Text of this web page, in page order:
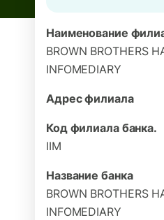
Наименование
BROWN BROTHERS
INFOMEDIARY
Адрес филиала
Код филиала банка.
IIM
Название банка
BROWN BROTHERS
INFOMEDIARY